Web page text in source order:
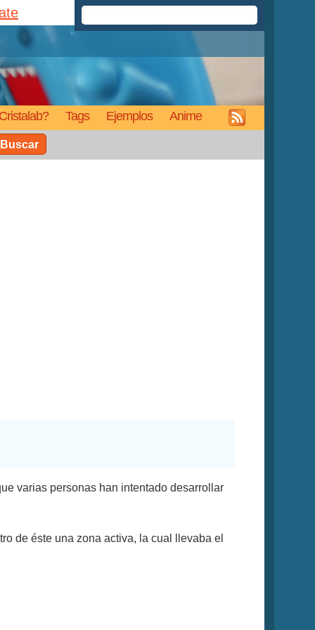
Tags Ejemplos Anime
Buscar
varias personas han intentado desarrollar
de éste una zona activa, la cual llevaba el